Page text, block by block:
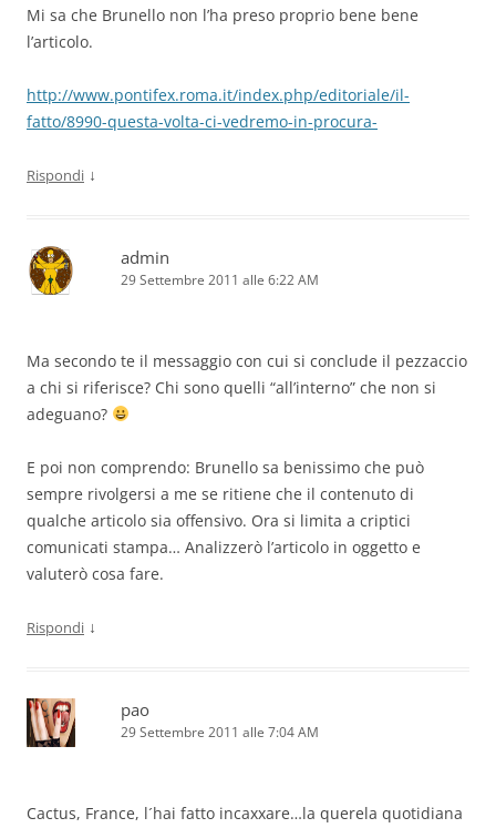
Mi sa che Brunello non l’ha preso proprio bene bene
l’articolo.
http://www.pontifex.roma.it/index.php/editoriale/il-
fatto/8990-questa-volta-ci-vedremo-in-procura-
Rispondi ↓
admin
29 Settembre 2011 alle 6:22 AM
Ma secondo te il messaggio con cui si conclude il pezzaccio
a chi si riferisce? Chi sono quelli “all’interno” che non si
adeguano?
E poi non comprendo: Brunello sa benissimo che può
sempre rivolgersi a me se ritiene che il contenuto di
qualche articolo sia offensivo. Ora si limita a criptici
comunicati stampa… Analizzerò l’articolo in oggetto e
valuterò cosa fare.
Rispondi ↓
pao
29 Settembre 2011 alle 7:04 AM
Cactus, France, l´hai fatto incaxxare…la querela quotidiana